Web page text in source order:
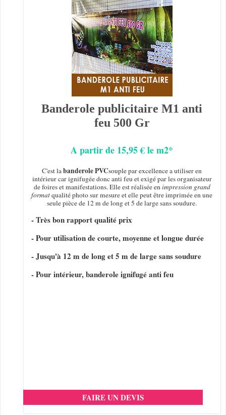
Banderole publicitaire M1 anti
feu 500 Gr
A partir de 15,95 € le m2*
C'est labanderole PVCsouple par excellence a utiliser en
intérieur car ignifugée donc anti feu et exigé par les organisateur
de foires et manifestations. Elle est réalisée enimpression grand
formatqualité photo sur mesure et elle peut être imprimée en une
seule pièce de 12 m de long et 5 de large sans soudure.
- Très bon rapport qualité prix
- Pour utilisation de courte, moyenne et longue durée
- Jusqu'à 12 m de long et 5 m de large sans soudure
- Pour intérieur, banderole ignifugé anti feu
FAIRE UN DEVIS